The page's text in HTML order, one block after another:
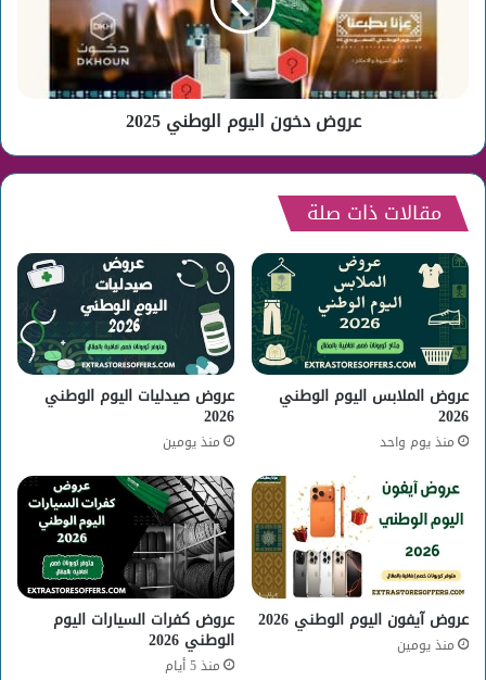
عروض دخون اليوم الوطني 2025
مقالات ذات صلة
عروض الملابس اليوم الوطني
2026
منذ يوم واحد
عروض صيدليات اليوم الوطني
2026
منذ يومين
عروض آيفون اليوم الوطني 2026
منذ يومين
عروض كفرات السيارات اليوم
الوطني 2026
منذ 5 أيام